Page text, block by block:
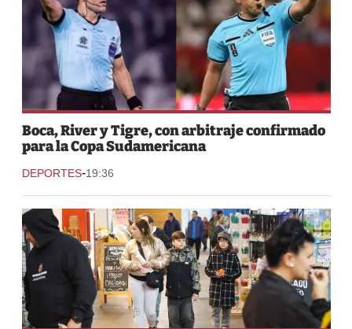
Boca, River y Tigre, con arbitraje confirmado
para la Copa Sudamericana
DEPORTES-19:36